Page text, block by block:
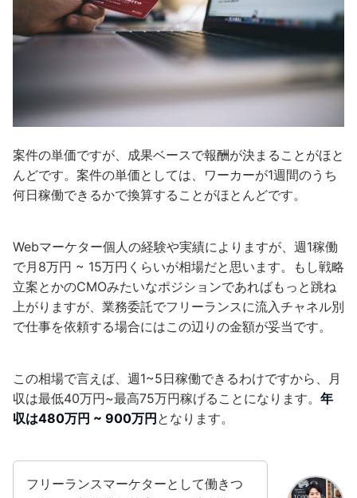
案件の単価ですが、成果ベースで報酬が決まることがほと
んどです。案件の単価としては、ワーカーが1週間のうち
何日稼働できるかで換算することがほとんどです。
Webマーケター個人の経験や実績によりますが、週1稼働
で月8万円 ~ 15万円くらいが相場だと思います。もし戦略
立案とかのCMOみたいなポジションであればもっと跳ね
上がりますが、業務委託でフリーランスに流入チャネル別
で仕事を依頼する場合にはこの辺りの金額が妥当です。
この相場で言えば、週1~5日稼働できるわけですから、月
収は最低40万円~最高75万円稼げることになります。 年
収は480万円 ~ 900万円 となります。
フリーランスマーケターとして働きつ